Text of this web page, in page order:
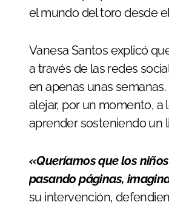
el mundo del toro desde
Vanesa Santos explicó
a través de las redes
en apenas unas
alejar, por un momento, a
aprender sosteniendo un
«Queríamos que los
pasando páginas,
su intervención,